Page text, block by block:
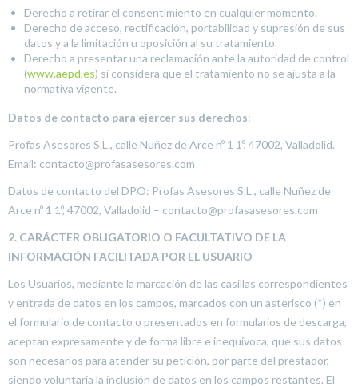
Derecho a retirar el consentimiento en cualquier momento.
Derecho de acceso, rectificación, portabilidad y supresión de sus
datos y a la limitación u oposición al su tratamiento.
Derecho a presentar una reclamación ante la autoridad de control
(www.aepd.es) si considera que el tratamiento no se ajusta a la
normativa vigente.
Datos de contacto para ejercer sus derechos:
Profas Asesores S.L., calle Nuñez de Arce nº 1 1º, 47002, Valladolid.
Email: contacto@profasasesores.com
Datos de contacto del DPO: Profas Asesores S.L., calle Nuñez de
Arce nº 1 1º, 47002, Valladolid – contacto@profasasesores.com
2. CARÁCTER OBLIGATORIO O FACULTATIVO DE LA
INFORMACIÓN FACILITADA POR EL USUARIO
Los Usuarios, mediante la marcación de las casillas correspondientes
y entrada de datos en los campos, marcados con un asterisco (*) en
el formulario de contacto o presentados en formularios de descarga,
aceptan expresamente y de forma libre e inequívoca, que sus datos
son necesarios para atender su petición, por parte del prestador,
siendo voluntaria la inclusión de datos en los campos restantes. El